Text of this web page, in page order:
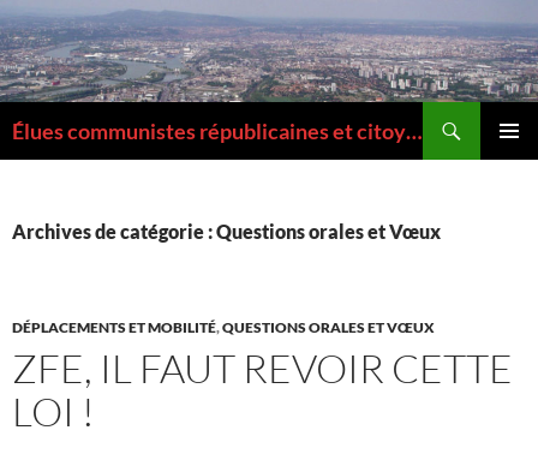
Aller
au
contenu
Élues communistes républicaines et citoyennes de la Métropole de Lyon
Archives de catégorie : Questions orales et Vœux
DÉPLACEMENTS ET MOBILITÉ,QUESTIONS ORALES ET VŒUX
ZFE, IL FAUT REVOIR CETTE
LOI !